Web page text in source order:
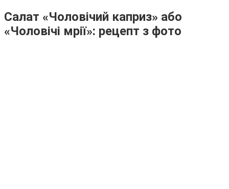
Салат «Чоловічий каприз» або
«Чоловічі мрії»: рецепт з фото